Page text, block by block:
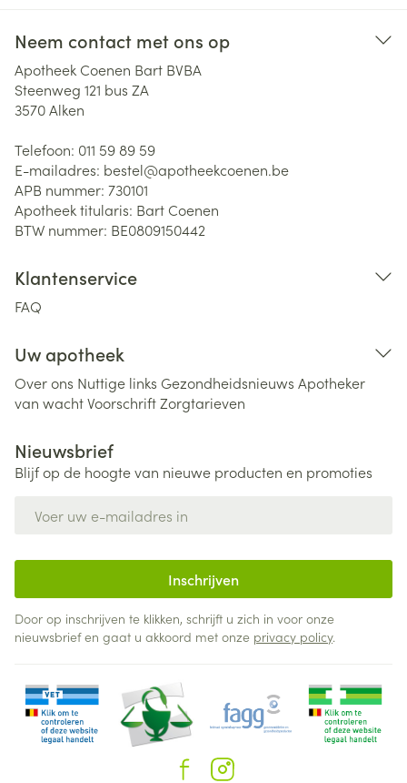
Neem contact met ons op
Apotheek Coenen Bart BVBA
Steenweg 121 bus ZA
3570Alken
Telefoon: 011 59 89 59
E-mailadres: bestel@apotheekcoenen.be
APB nummer: 730101
Apotheek titularis: Bart Coenen
BTW nummer: BE0809150442
Klantenservice
FAQ
Uw apotheek
Over ons Nuttige links Gezondheidsnieuws Apotheker
van wachtVoorschriftZorgtarieven
Nieuwsbrief
Blijf op de hoogte van nieuwe producten en promoties
Inschrijven
Door op inschrijven te klikken, schrijft u zich in voor onze
nieuwsbrief en gaat u akkoord met onze privacy policy.